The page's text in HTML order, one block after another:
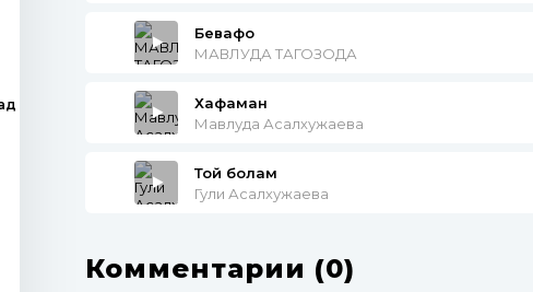
Бевафо
МАВЛУДА ТАГОЗОДА
Хафаман
Мавлуда Асалхужаева
Той болам
Гули Асалхужаева
Комментарии (0)